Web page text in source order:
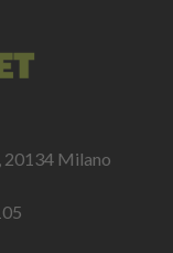
20134 Milano